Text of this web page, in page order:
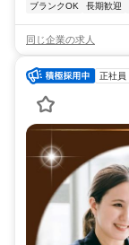
ブランクOK
長期歓迎
同じ企業の求人
正社員